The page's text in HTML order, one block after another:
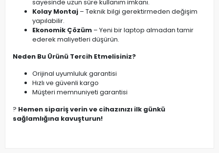
sayesinde uzun süre kullanım imkanı.
Kolay Montaj – Teknik bilgi gerektirmeden değişim
yapılabilir.
Ekonomik Çözüm – Yeni bir laptop almadan tamir
ederek maliyetleri düşürün.
Neden Bu Ürünü Tercih Etmelisiniz?
Orijinal uyumluluk garantisi
Hızlı ve güvenli kargo
Müşteri memnuniyeti garantisi
? Hemen sipariş verin ve cihazınızı ilk günkü
sağlamlığına kavuşturun!